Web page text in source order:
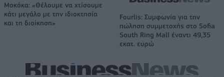
Μοκόκα: «Θέλουμε να χτίσουμε
κάτι μεγάλο με την ιδιοκτησία
και τη διοίκηση»
Fourlis: Συμφωνία για την
πώληση συμμετοχής στο Sofia
South Ring Mall έναντι 49,35
εκατ. ευρώ